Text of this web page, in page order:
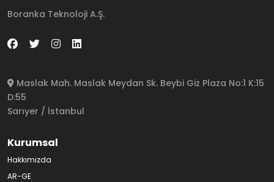
Boranka Teknoloji A.Ş.
Maslak Mah. Maslak Meydan Sk. Beybi Giz Plaza No:1 K:15
D:55
Sarıyer / İstanbul
Kurumsal
Hakkımızda
AR-GE